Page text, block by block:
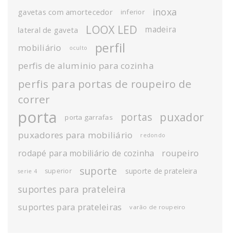
gavetas com amortecedor
inferior inoxa
lateral de gaveta LOOX LED madeira
mobiliário oculto perfil
perfis de aluminio para cozinha
perfis para portas de roupeiro de
correr
porta porta garrafas portas puxador
puxadores para mobiliário redondo
rodapé para mobiliário de cozinha roupeiro
serie 4 superior suporte suporte de prateleira
suportes para prateleira
suportes para prateleiras varão de roupeiro